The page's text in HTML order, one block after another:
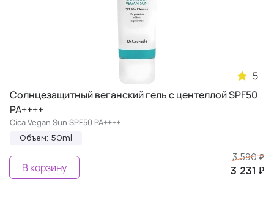
5
Солнцезащитный веганский гель с центеллой SPF50
PA++++
Cica Vegan Sun SPF50 PA++++
Объем: 50ml
3 590 ₽
3 231 ₽
В корзину